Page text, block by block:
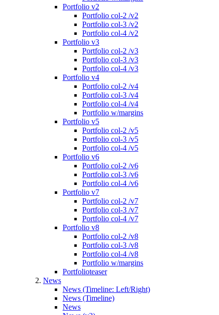
Portfolio v2
Portfolio col-2 /v2
Portfolio col-3 /v2
Portfolio col-4 /v2
Portfolio v3
Portfolio col-2 /v3
Portfolio col-3 /v3
Portfolio col-4 /v3
Portfolio v4
Portfolio col-2 /v4
Portfolio col-3 /v4
Portfolio col-4 /v4
Portfolio w/margins
Portfolio v5
Portfolio col-2 /v5
Portfolio col-3 /v5
Portfolio col-4 /v5
Portfolio v6
Portfolio col-2 /v6
Portfolio col-3 /v6
Portfolio col-4 /v6
Portfolio v7
Portfolio col-2 /v7
Portfolio col-3 /v7
Portfolio col-4 /v7
Portfolio v8
Portfolio col-2 /v8
Portfolio col-3 /v8
Portfolio col-4 /v8
Portfolio w/margins
Portfolioteaser
News
News (Timeline: Left/Right)
News (Timeline)
News